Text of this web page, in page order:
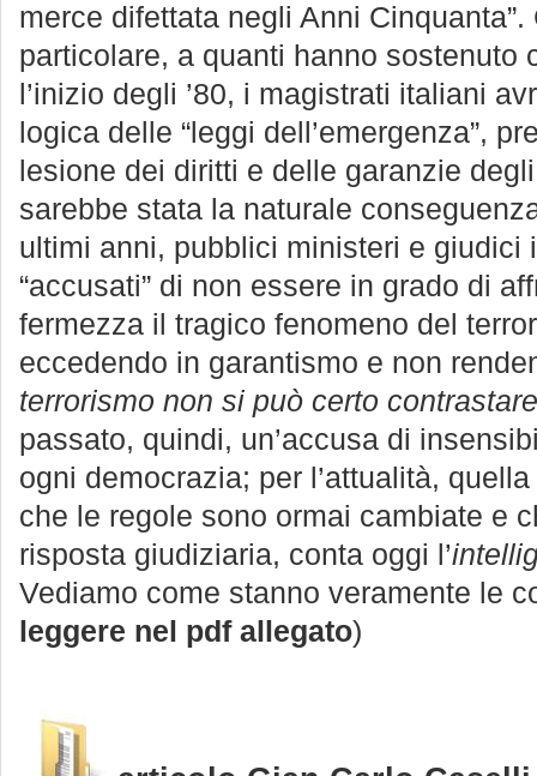
merce difettata negli Anni
particolare, a quanti hanno sostenuto
l’inizio degli ’80, i magistrati italiani
logica delle “leggi dell’emergenza”,
lesione dei diritti e delle garanzie
sarebbe stata la naturale
ultimi anni, pubblici ministeri e giudici
“accusati” di non essere in grado di
fermezza il tragico fenomeno del
eccedendo in garantismo e non
terrorismo non si può certo
passato, quindi, un’accusa di
ogni democrazia; per l’attualità,
che le regole sono ormai cambiate e
risposta giudiziaria, conta oggi l’
Vediamo come stanno veramente le
leggere nel pdf allegato)